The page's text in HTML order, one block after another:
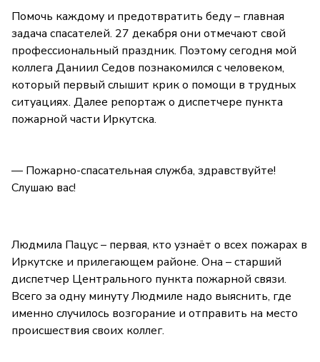
Помочь каждому и предотвратить беду – главная
задача спасателей. 27 декабря они отмечают свой
профессиональный праздник. Поэтому сегодня мой
коллега Даниил Седов познакомился с человеком,
который первый слышит крик о помощи в трудных
ситуациях. Далее репортаж о диспетчере пункта
пожарной части Иркутска.
— Пожарно-спасательная служба, здравствуйте!
Слушаю вас!
Людмила Пацус – первая, кто узнаёт о всех пожарах в
Иркутске и прилегающем районе. Она – старший
диспетчер Центрального пункта пожарной связи.
Всего за одну минуту Людмиле надо выяснить, где
именно случилось возгорание и отправить на место
происшествия своих коллег.